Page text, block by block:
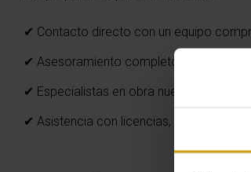
✔ Contacto directo con un equipo
✔ Asesoramiento completo tanto en la
✔ Especialistas en obra nueva y
✔ Asistencia con licencias, seguros y